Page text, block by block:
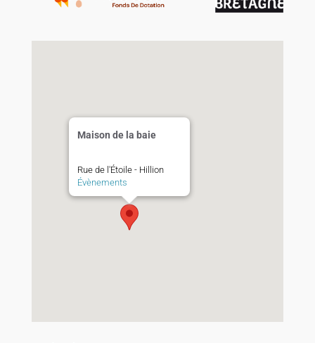
Maison de la baie
Rue de l'Étoile - Hillion
Évènements